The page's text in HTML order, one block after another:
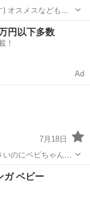
迎えも
はお早めにお願い
フクロモモンガ
円以下多数
！
Ad
7月18日
すのでお子さんと
ガ ベビー